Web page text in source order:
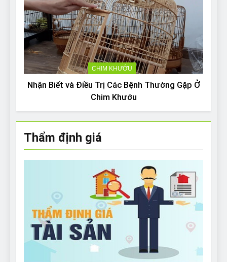
CHIM KHƯỚU
Nhận Biết và Điều Trị Các Bệnh Thường Gặp Ở
Chim Khướu
Thẩm định giá